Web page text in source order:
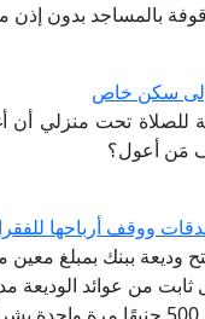
بالمساجد بدون
إلى سكن خاص
للصلاة تحت منزلي أن
مَن أعول؟
ووقف أرباحها
ببنك بمبلغ
من عوائد الوديعة